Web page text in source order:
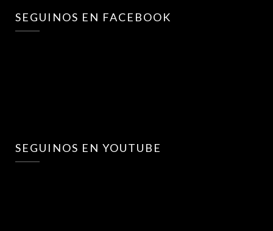
SEGUINOS EN FACEBOOK
SEGUINOS EN YOUTUBE